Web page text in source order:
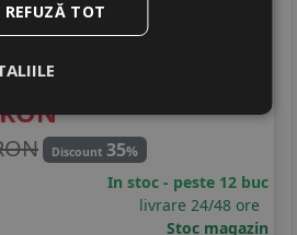
C
A
RON
Discount 35%
In stoc - peste 12 buc
livrare 24/48 ore
Stoc magazin
REFUZĂ TOT